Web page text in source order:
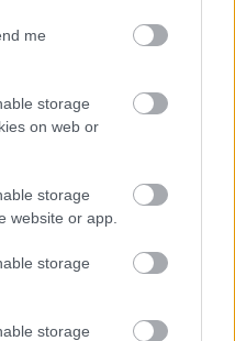
me
storage
on web or
storage
website or app.
storage
storage
elé állít.
el tanácsot, ha a
aggályra irányul,
következménye
Erina Farrell, a
mondja, aki
jó és hasznos,
szól.